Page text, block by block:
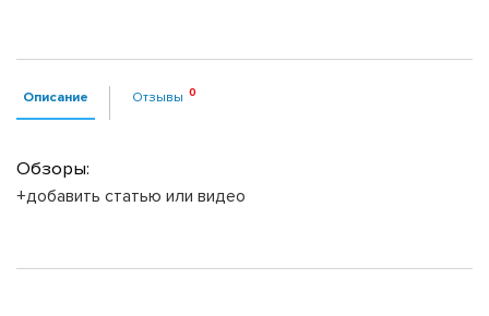
Описание Отзывы
Обзоры:
+добавить статью или видео